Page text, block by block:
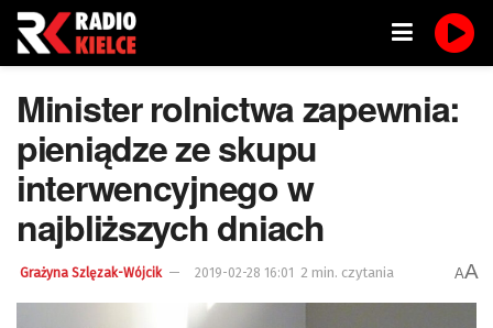
Minister rolnictwa zapewnia:
pieniądze ze skupu
interwencyjnego w
najbliższych dniach
Grażyna Szlęzak-Wójcik 2019-02-28 16:01 2 min. czytania AA